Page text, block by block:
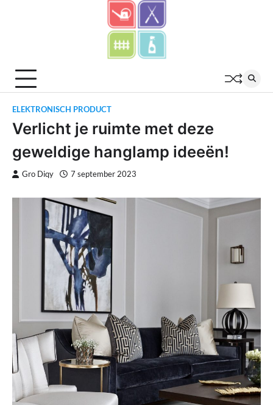
ELEKTRONISCH PRODUCT
Verlicht je ruimte met deze
geweldige hanglamp ideeën!
Gro Diqy 7 september 2023